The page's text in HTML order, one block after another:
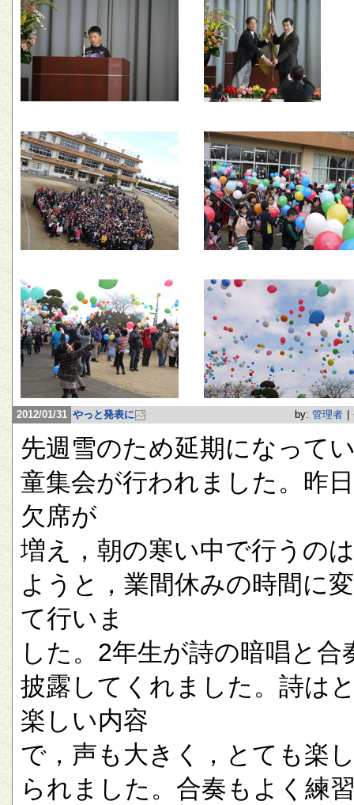
2012/01/31 やっと発表に by: 管理者
先週雪のため延期になって
童集会が行われました。昨
欠席が
増え，朝の寒い中で行うの
ようと，業間休みの時間に
て行いま
した。2年生が詩の暗唱と合
披露してくれました。詩は
楽しい内容
で，声も大きく，とても楽
られました。合奏もよく練